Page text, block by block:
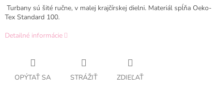
Turbany sú šité ručne, v malej krajčírskej dielni. Materiál spĺňa Oeko-
Tex Standard 100.
Detailné informácie
OPÝTAŤ SA STRÁŽIŤ ZDIEĽAŤ